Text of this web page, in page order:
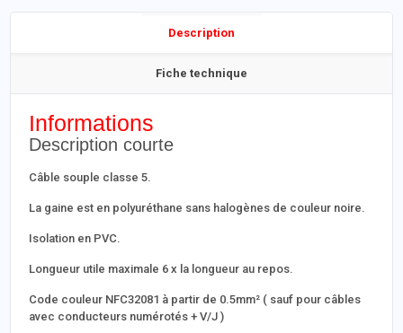
Description
Fiche technique
Informations
Description courte
Câble souple classe 5.
La gaine est en polyuréthane sans halogènes de couleur noire.
Isolation en PVC.
Longueur utile maximale 6 x la longueur au repos.
Code couleur NFC32081 à partir de 0.5mm² ( sauf pour câbles
avec conducteurs numérotés + V/J )